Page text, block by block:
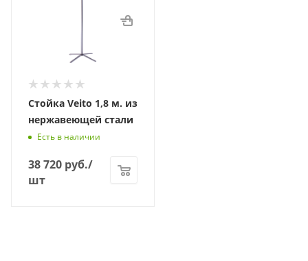
Стойка Veito 1,8 м. из
нержавеющей стали
Есть в наличии
38 720 руб./
шт